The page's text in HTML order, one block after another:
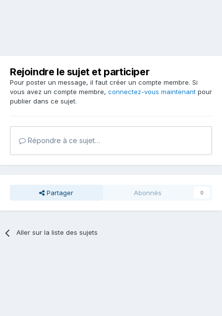
Rejoindre le sujet et participer
Pour poster un message, il faut créer un compte membre. Si
vous avez un compte membre, connectez-vous maintenant pour
publier dans ce sujet.
Répondre à ce sujet…
Partager Abonnés 0
Aller sur la liste des sujets